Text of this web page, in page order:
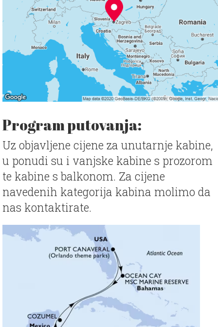
Program putovanja:
Uz objavljene cijene za unutarnje kabine,
u ponudi su i vanjske kabine s prozorom
te kabine s balkonom. Za cijene
navedenih kategorija kabina molimo da
nas kontaktirate.